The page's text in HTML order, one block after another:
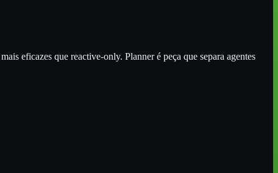
eficazes que reactive-only. Planner é peça que separa agentes